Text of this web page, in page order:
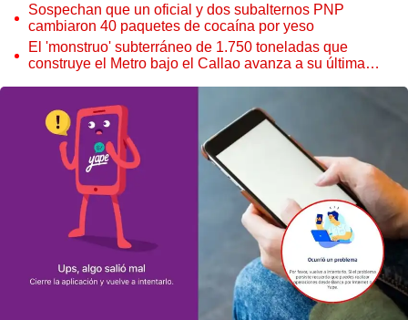
Sospechan que un oficial y dos subalternos PNP
cambiaron 40 paquetes de cocaína por yeso
El 'monstruo' subterráneo de 1.750 toneladas que
construye el Metro bajo el Callao avanza a su última